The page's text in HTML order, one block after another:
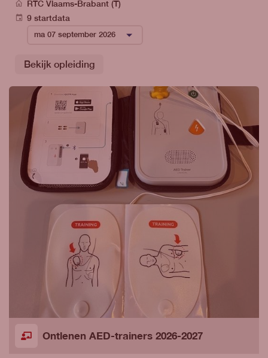
RTC Vlaams-Brabant (T)
9 startdata
Bekijk opleiding
Ontlenen AED-trainers 2026-2027